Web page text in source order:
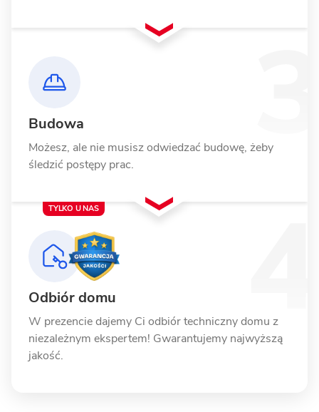
Budowa
Możesz, ale nie musisz odwiedzać budowę, żeby
śledzić postępy prac.
TYLKO U NAS
Odbiór domu
W prezencie dajemy Ci odbiór techniczny domu z
niezależnym ekspertem! Gwarantujemy najwyższą
jakość.